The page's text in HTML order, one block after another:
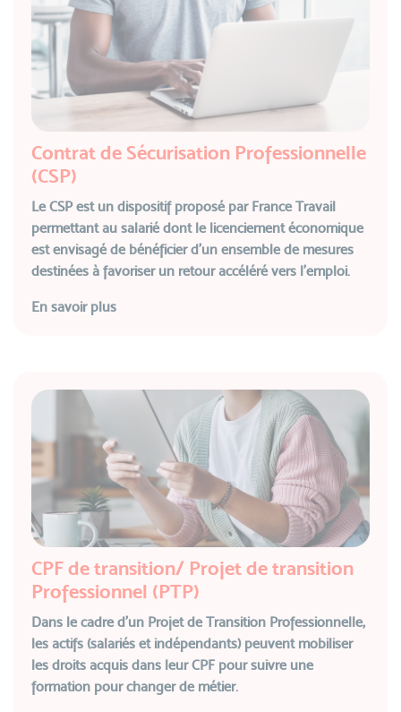
Contrat de Sécurisation Professionnelle
(CSP)
Le CSP est un dispositif proposé par France Travail
permettant au salarié dont le licenciement économique
est envisagé de bénéficier d'un ensemble de mesures
destinées à favoriser un retour accéléré vers l’emploi.
En savoir plus
CPF de transition/ Projet de transition
Professionnel (PTP)
Dans le cadre d’un Projet de Transition Professionnelle,
les actifs (salariés et indépendants) peuvent mobiliser
les droits acquis dans leur CPF pour suivre une
formation pour changer de métier.